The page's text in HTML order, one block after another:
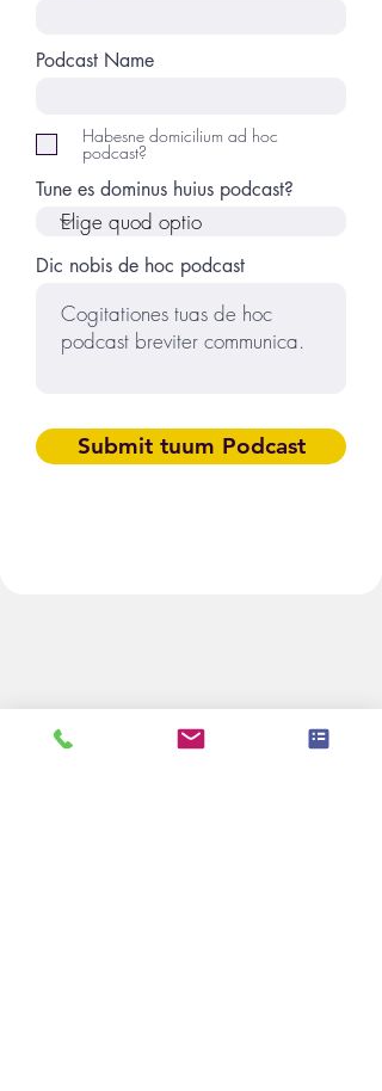
Podcast Name
Habesne domicilium ad hoc
podcast?
Tune es dominus huius podcast?
Dic nobis de hoc podcast
Submit tuum Podcast